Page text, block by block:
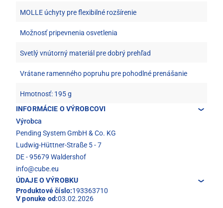
MOLLE úchyty pre flexibilné rozšírenie
Možnosť pripevnenia osvetlenia
Svetlý vnútorný materiál pre dobrý prehľad
Vrátane ramenného popruhu pre pohodlné prenášanie
Hmotnosť: 195 g
INFORMÁCIE O VÝROBCOVI
Výrobca
Pending System GmbH & Co. KG
Ludwig-Hüttner-Straße 5 - 7
DE - 95679 Waldershof
info@cube.eu
ÚDAJE O VÝROBKU
Produktové číslo:193363710
V ponuke od:03.02.2026